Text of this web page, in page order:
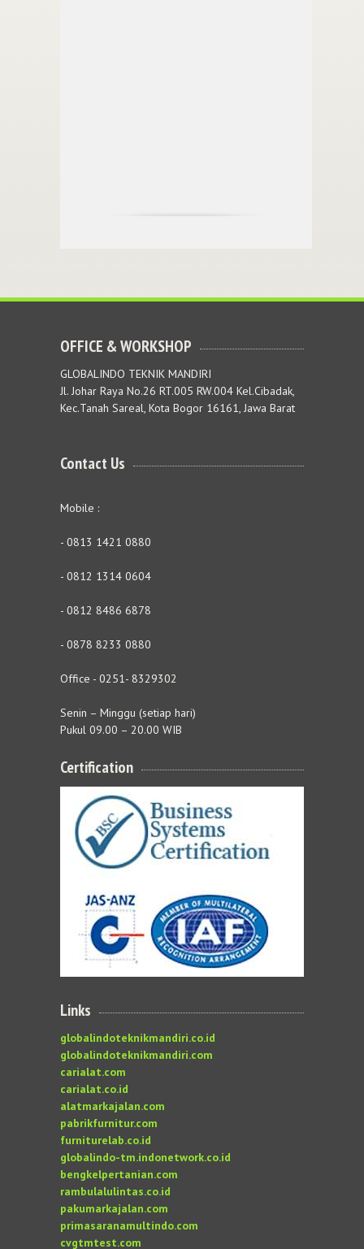
OFFICE & WORKSHOP
GLOBALINDO TEKNIK MANDIRI
Jl. Johar Raya No.26 RT.005 RW.004 Kel.Cibadak,
Kec.Tanah Sareal, Kota Bogor 16161, Jawa Barat
Contact Us
Mobile :
- 0813 1421 0880
- 0812 1314 0604
- 0812 8486 6878
- 0878 8233 0880
Office - 0251- 8329302
Senin – Minggu (setiap hari)
Pukul 09.00 – 20.00 WIB
Certification
Links
globalindoteknikmandiri.co.id
globalindoteknikmandiri.com
carialat.com
carialat.co.id
alatmarkajalan.com
pabrikfurnitur.com
furniturelab.co.id
globalindo-tm.indonetwork.co.id
bengkelpertanian.com
rambulalulintas.co.id
pakumarkajalan.com
primasaranamultindo.com
cvgtmtest.com